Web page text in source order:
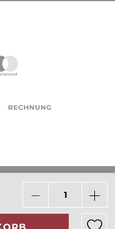
zzgl.
beschrieben.